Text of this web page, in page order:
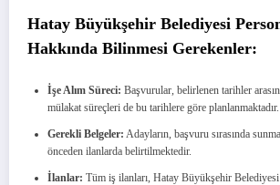
Hatay Büyükşehir Belediyesi
Hakkında Bilinmesi Gerekenler:
İşe Alım Süreci: Başvurular, belirlenen tarihler
mülakat süreçleri de bu tarihlere göre planlanmaktadır.
Gerekli Belgeler: Adayların, başvuru sırasında
önceden ilanlarda belirtilmektedir.
İlanlar: Tüm iş ilanları, Hatay Büyükşehir